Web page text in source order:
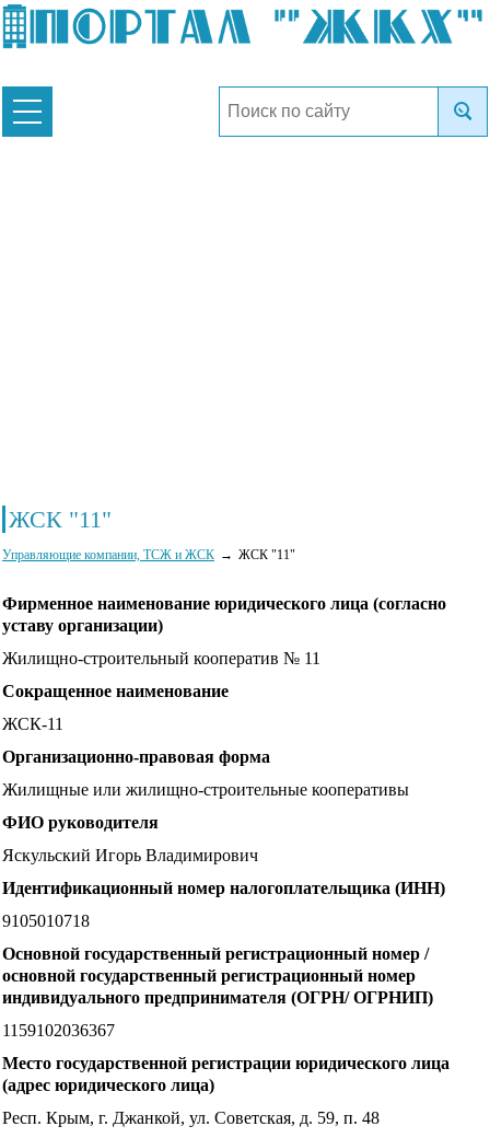
ЖСК "11"
Управляющие компании, ТСЖ и ЖСК ЖСК "11"
Фирменное наименование юридического лица (согласно
уставу организации)
Жилищно-строительный кооператив № 11
Сокращенное наименование
ЖСК-11
Организационно-правовая форма
Жилищные или жилищно-строительные кооперативы
ФИО руководителя
Яскульский Игорь Владимирович
Идентификационный номер налогоплательщика (ИНН)
9105010718
Основной государственный регистрационный номер /
основной государственный регистрационный номер
индивидуального предпринимателя (ОГРН/ ОГРНИП)
1159102036367
Место государственной регистрации юридического лица
(адрес юридического лица)
Респ. Крым, г. Джанкой, ул. Советская, д. 59, п. 48